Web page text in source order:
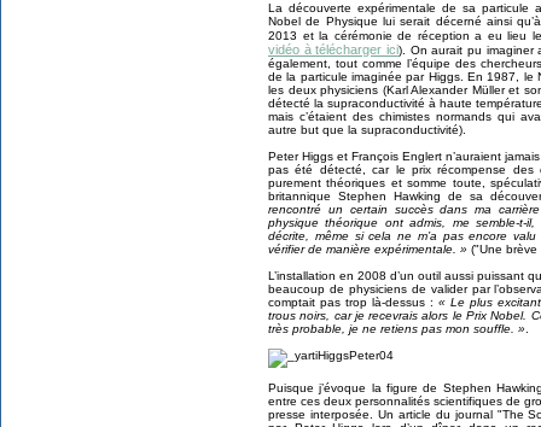
La découverte expérimentale de sa
Nobel de Physique lui serait décerné ainsi
2013 et la cérémonie de réception a eu lieu
vidéo à télécharger ici). On aurait pu imaginer
également, tout comme l’équipe des
de la particule imaginée par Higgs. En 1987,
les deux physiciens (Karl Alexander Müller et
détecté la supraconductivité à haute
mais c’étaient des chimistes normands qui
autre but que la supraconductivité).
Peter Higgs et François Englert n’auraient
pas été détecté, car le prix récompense des
purement théoriques et somme toute,
britannique Stephen Hawking de sa
rencontré un certain succès dans ma
physique théorique ont admis, me semble-t-
décrite, même si cela ne m’a pas encore
vérifier de manière expérimentale. » ("Une brève
L’installation en 2008 d’un outil aussi puissant
beaucoup de physiciens de valider par
comptait pas trop là-dessus :« Le plus
trous noirs, car je recevrais alors le Prix Nobel.
très probable, je ne retiens pas mon souffle. »
Puisque j’évoque la figure de Stephen
entre ces deux personnalités scientifiques de
presse interposée. Un article du journal "The